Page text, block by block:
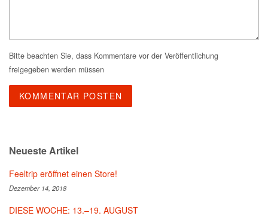
Bitte beachten Sie, dass Kommentare vor der Veröffentlichung
freigegeben werden müssen
Neueste Artikel
Feeltrip eröffnet einen Store!
Dezember 14, 2018
DIESE WOCHE: 13.–19. AUGUST